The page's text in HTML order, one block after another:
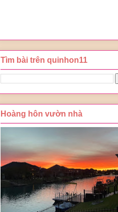
Tìm bài trên quinhon11
Hoàng hôn vườn nhà